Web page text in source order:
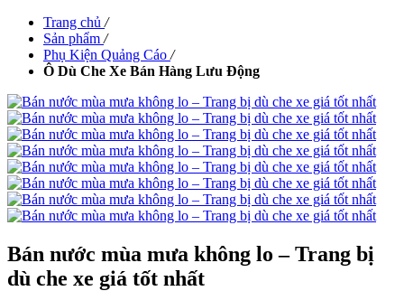
Trang chủ /
Sản phẩm /
Phụ Kiện Quảng Cáo /
Ô Dù Che Xe Bán Hàng Lưu Động
Bán nước mùa mưa không lo – Trang bị
dù che xe giá tốt nhất